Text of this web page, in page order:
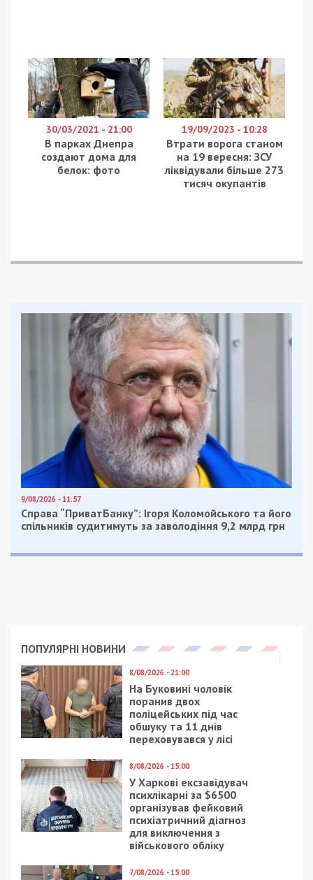
30/03/2021 - 21:00
В парках Днепра
создают дома для
белок: фото
19/09/2023 - 10:28
Втрати ворога станом
на 19 вересня: ЗСУ
ліквідували більше 273
тисяч окупантів
9/08/2026 - 11:57
Справа “ПриватБанку”: Ігоря Коломойського та його
спільників судитимуть за заволодіння 9,2 млрд грн
ПОПУЛЯРНІ НОВИНИ
8/08/2026 - 21:00
На Буковині чоловік
поранив двох
поліцейських під час
обшуку та 11 днів
переховувався у лісі
8/08/2026 - 15:00
У Харкові ексзавідувач
психлікарні за $6500
організував фейковий
психіатричний діагноз
для виключення з
військового обліку
7/08/2026 - 15:00